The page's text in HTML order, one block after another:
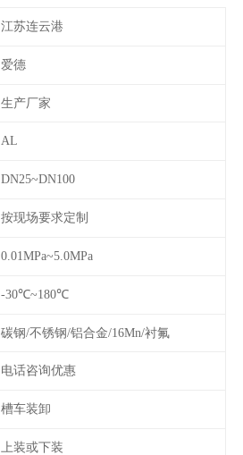
江苏连云港
爱德
生产厂家
AL
DN25~DN100
按现场要求定制
0.01MPa~5.0MPa
-30℃~180℃
碳钢/不锈钢/铝合金/16Mn/衬氟
电话咨询优惠
槽车装卸
上装或下装